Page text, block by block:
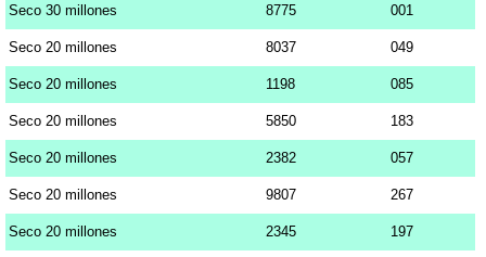
Seco 30 millones 8775 001
Seco 20 millones 8037 049
Seco 20 millones 1198 085
Seco 20 millones 5850 183
Seco 20 millones 2382 057
Seco 20 millones 9807 267
Seco 20 millones 2345 197